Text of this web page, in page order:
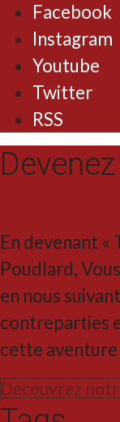
Facebook
Instagram
Youtube
Twitter
RSS
En devenant «
Poudlard,
en nous
contreparties
cette aventure
Découvrez